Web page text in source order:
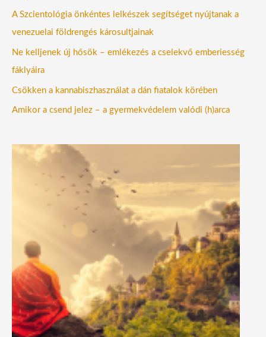
A Szcientológia önkéntes lelkészek segítséget nyújtanak a
venezuelai földrengés károsultjainak
Ne kelljenek új hősök – emlékezés a cselekvő emberiesség
fáklyáira
Csökken a kannabiszhasználat a dán fiatalok körében
Amikor a csend jelez – a gyermekvédelem valódi (h)arca